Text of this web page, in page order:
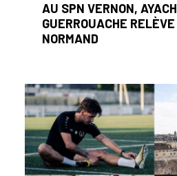
AU SPN VERNON,
GUERROUACHE
NORMAND